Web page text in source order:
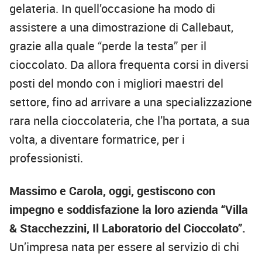
gelateria. In quell’occasione ha modo di
assistere a una dimostrazione di Callebaut,
grazie alla quale “perde la testa” per il
cioccolato. Da allora frequenta corsi in diversi
posti del mondo con i migliori maestri del
settore, fino ad arrivare a una specializzazione
rara nella cioccolateria, che l’ha portata, a sua
volta, a diventare formatrice, per i
professionisti.
Massimo e Carola, oggi, gestiscono con
impegno e soddisfazione la loro azienda “Villa
& Stacchezzini, Il Laboratorio del Cioccolato”.
Un’impresa nata per essere al servizio di chi